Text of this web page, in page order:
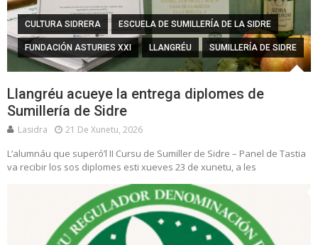
CULTURA SIDRERA ESCUELA DE SUMILLERÍA DE LA SIDRE
FUNDACIÓN ASTURIES XXI LLANGRÉU SUMILLERÍA DE SIDRE
Llangréu acueye la entrega diplomes de
Sumillería de Sidre
Lasidra 21 De Xunetu, 2026
L’alumnáu que superó’l II Cursu de Sumiller de Sidre – Panel de Tastia
va recibir los sos diplomes esti xueves 23 de xunetu, a les